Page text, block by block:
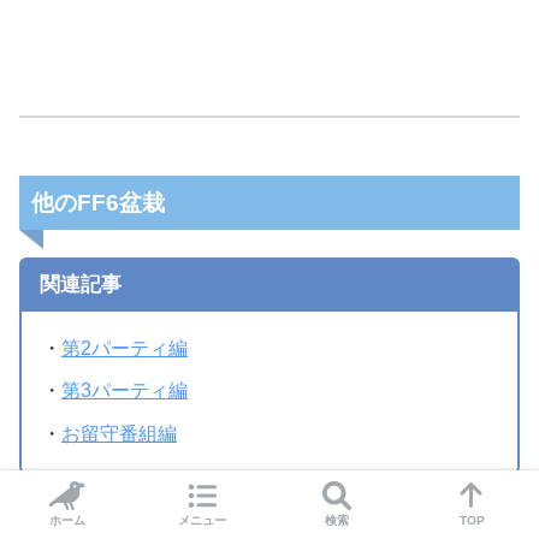
他のFF6盆栽
関連記事
・第2パーティ編
・第3パーティ編
・ お留守番組編
SHARE
ホーム メニュー 検索 TOP